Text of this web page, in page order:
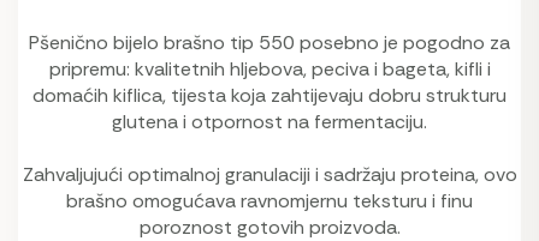
Pšenično bijelo brašno tip 550 posebno je pogodno za
pripremu: kvalitetnih hljebova, peciva i bageta, kifli i
domaćih kiflica, tijesta koja zahtijevaju dobru strukturu
glutena i otpornost na fermentaciju.
Zahvaljujući optimalnoj granulaciji i sadržaju proteina, ovo
brašno omogućava ravnomjernu teksturu i finu
poroznost gotovih proizvoda.